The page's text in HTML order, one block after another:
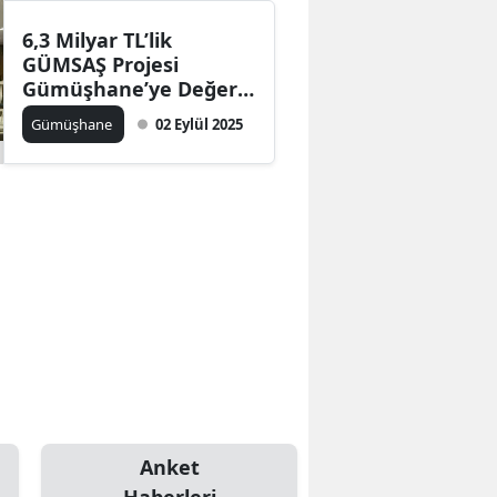
6,3 Milyar TL’lik
GÜMSAŞ Projesi
Gümüşhane’ye Değer
Katacak
Gümüşhane 02 Eylül 2025
Anket